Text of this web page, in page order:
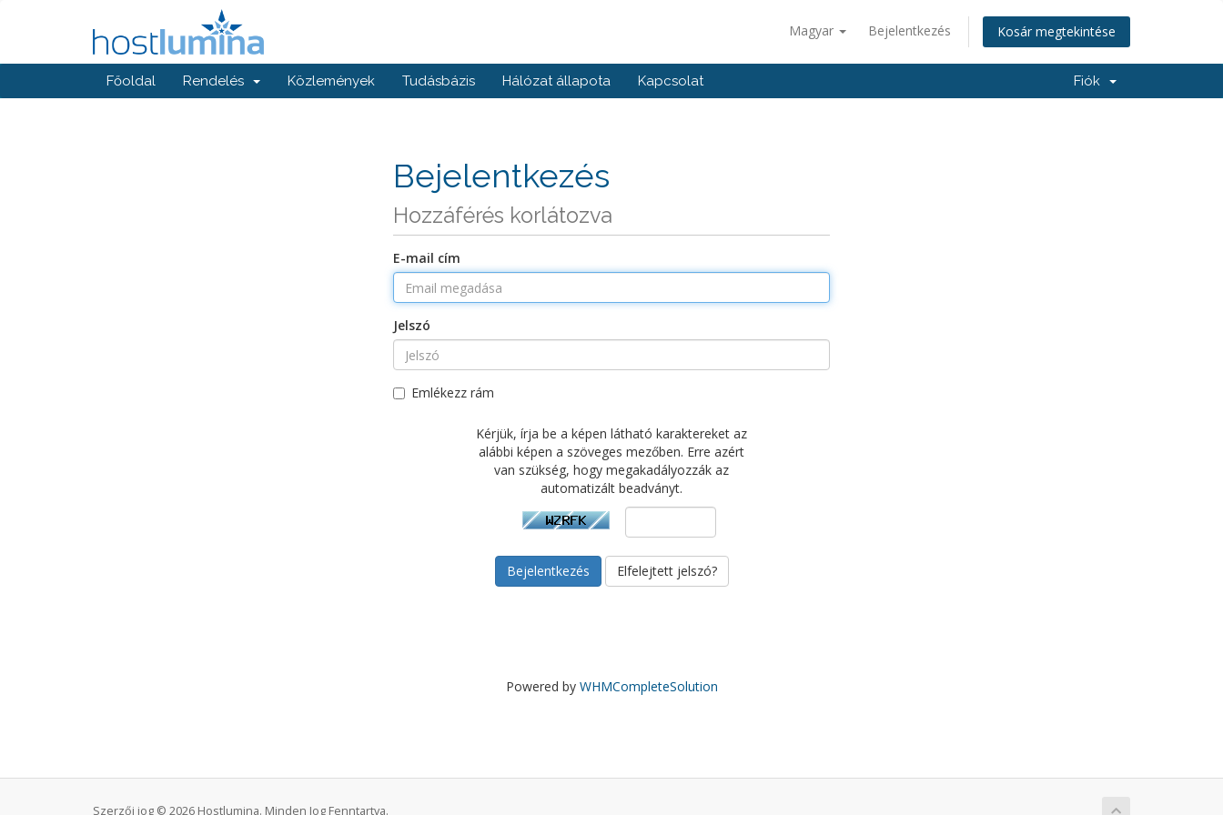
Magyar Bejelentkezés Kosár megtekintése
Főoldal Rendelés Közlemények Tudásbázis Hálózat állapota Kapcsolat Fiók
Bejelentkezés
Hozzáférés korlátozva
E-mail cím
Jelszó
Emlékezz rám
Kérjük, írja be a képen látható karaktereket az
alábbi képen a szöveges mezőben. Erre azért
van szükség, hogy megakadályozzák az
automatizált beadványt.
Elfelejtett jelszó?
Powered by WHMCompleteSolution
Szerzői jog © 2026 Hostlumina. Minden Jog Fenntartva.